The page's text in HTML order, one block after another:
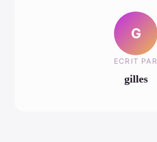
G
ECRIT PAR
gilles